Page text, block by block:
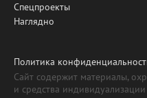
Спецпроекты
Наглядно
Политика
Сайт содержит материалы,
и средства